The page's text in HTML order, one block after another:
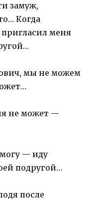
замуж,
Когда
меня
мы не можем
не может —
— иду
подругой…
после